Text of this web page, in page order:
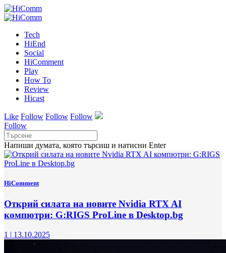
Tech
HiEnd
Social
HiComment
Play
How To
Review
Hicast
Like Follow Follow Follow
Follow
Напиши думата, която търсиш и натисни Enter
HiComment
Открий силата на новите Nvidia RTX AI
компютри: G:RIGS ProLine в Desktop.bg
1 | 13.10.2025